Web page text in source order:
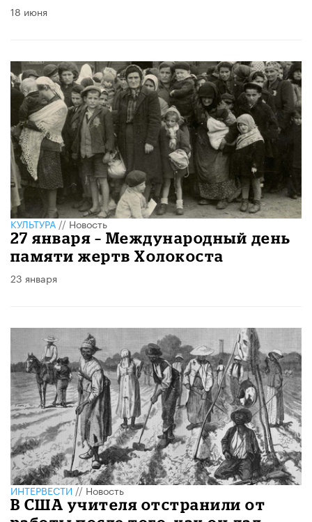
18 июня
КУЛЬТУРА//Новость
27 января – Международный день
памяти жертв Холокоста
23 января
ИНТЕРВЕСТИ//Новость
В США учителя отстранили от